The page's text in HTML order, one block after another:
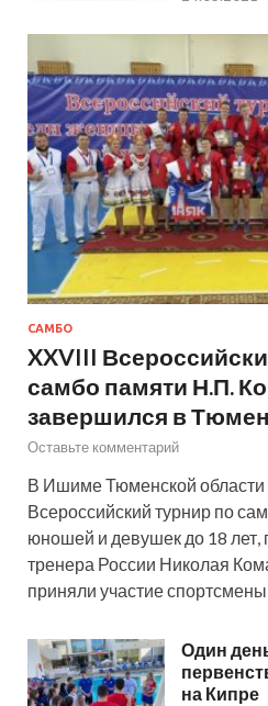
САМБО
XXVIII
самбо памяти Н.П.
завершился в
Оставьте комментарий
В Ишиме Тюменской
Всероссийский турнир по
юношей и девушек до 18 лет,
тренера России Николая
приняли участие
Один
на Кипре